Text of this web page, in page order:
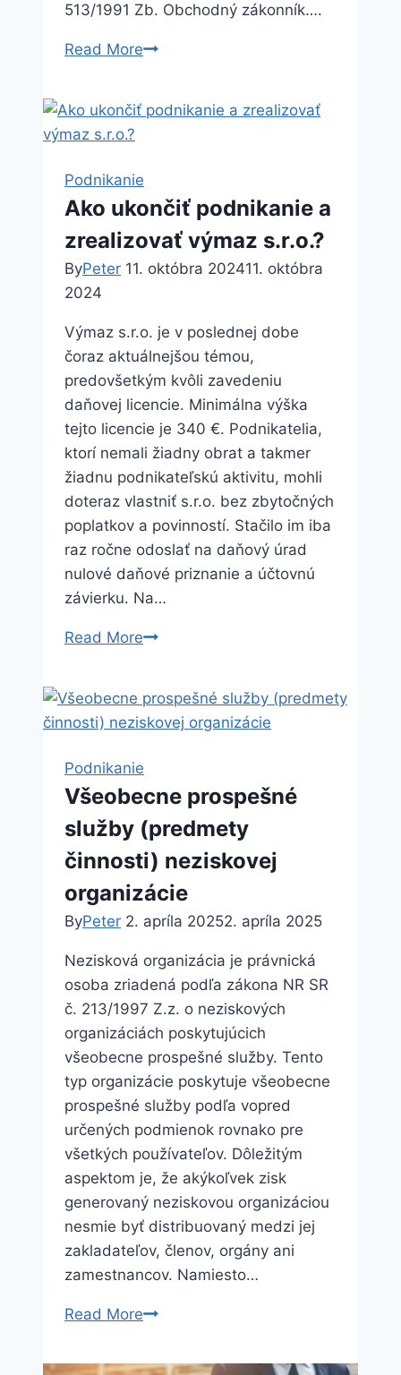
513/1991 Zb. Obchodný zákonník….
Read MoreOdvolanie
právne
postupy
Podnikanie
Ako ukončiť podnikanie a
zrealizovať výmaz s.r.o.?
ByPeter 11. októbra 202411. októbra
2024
Výmaz s.r.o. je v poslednej dobe
čoraz aktuálnejšou témou,
predovšetkým kvôli zavedeniu
daňovej licencie. Minimálna výška
tejto licencie je 340 €. Podnikatelia,
ktorí nemali žiadny obrat a takmer
žiadnu podnikateľskú aktivitu, mohli
doteraz vlastniť s.r.o. bez zbytočných
poplatkov a povinností. Stačilo im iba
raz ročne odoslať na daňový úrad
nulové daňové priznanie a účtovnú
závierku. Na…
Read MoreAko
a
zrealizovať
Podnikanie
Všeobecne prospešné
služby (predmety
činnosti) neziskovej
organizácie
ByPeter 2. apríla 20252. apríla 2025
Nezisková organizácia je právnická
osoba zriadená podľa zákona NR SR
č. 213/1997 Z.z. o neziskových
organizáciách poskytujúcich
všeobecne prospešné služby. Tento
typ organizácie poskytuje všeobecne
prospešné služby podľa vopred
určených podmienok rovnako pre
všetkých používateľov. Dôležitým
aspektom je, že akýkoľvek zisk
generovaný neziskovou organizáciou
nesmie byť distribuovaný medzi jej
zakladateľov, členov, orgány ani
zamestnancov. Namiesto…
Read MoreVšeobecne
služby